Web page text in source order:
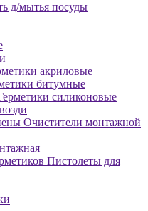
д/мытья посуды
акриловые
битумные
силиконовые
Очистители монтажной
Пистолеты для